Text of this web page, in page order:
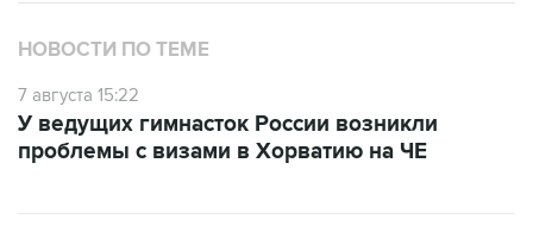
НОВОСТИ ПО ТЕМЕ
7 августа 15:22
У ведущих гимнасток России возникли
проблемы с визами в Хорватию на ЧЕ